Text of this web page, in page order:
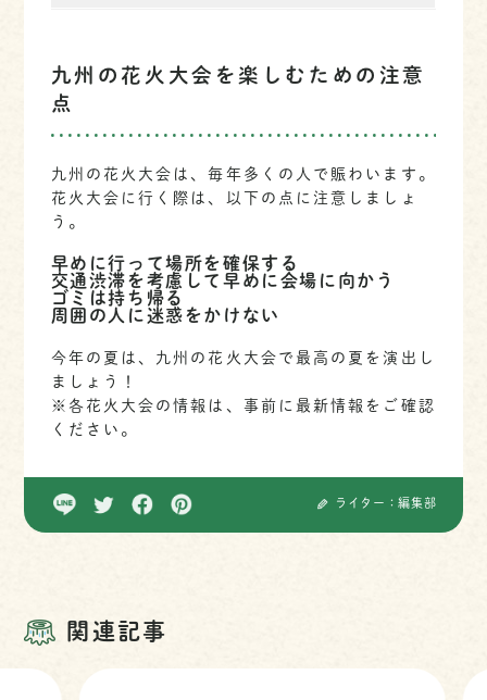
九州の花火大会を楽しむための注意
点
九州の花火大会は、毎年多くの人で賑わいます。
花火大会に行く際は、以下の点に注意しましょ
う。
早めに行って場所を確保する
交通渋滞を考慮して早めに会場に向かう
ゴミは持ち帰る
周囲の人に迷惑をかけない
今年の夏は、九州の花火大会で最高の夏を演出し
ましょう！
※各花火大会の情報は、事前に最新情報をご確認
ください。
ライター：編集部
関連記事